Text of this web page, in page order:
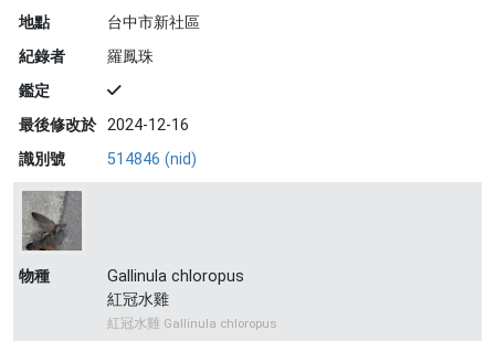
地點
台中市新社區
紀錄者
羅鳳珠
鑑定
最後修改於 2024-12-16
識別號
514846 (nid)
物種
Gallinula chloropus
紅冠水雞
紅冠水雞 Gallinula chloropus